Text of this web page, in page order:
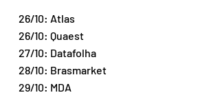
26/10: Atlas
26/10: Quaest
27/10: Datafolha
28/10: Brasmarket
29/10: MDA